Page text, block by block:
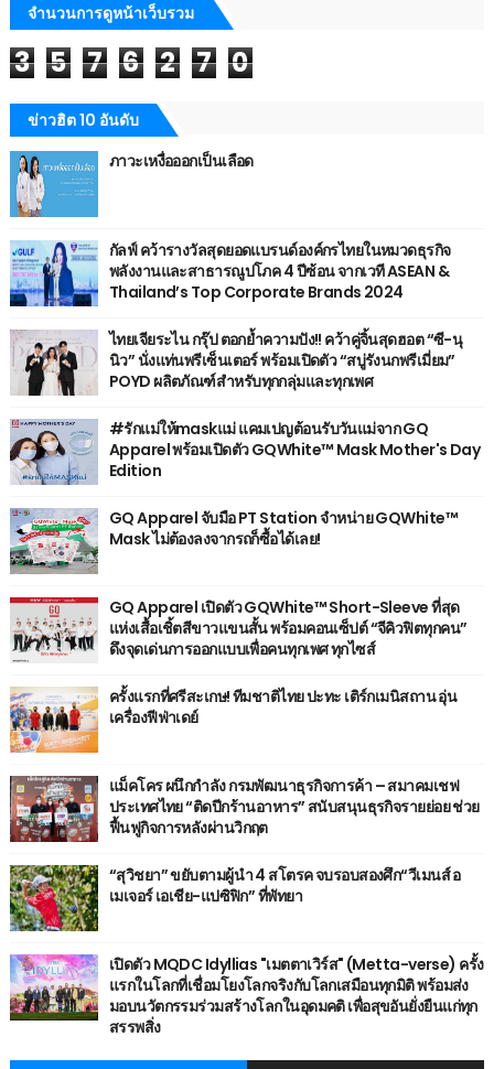
จำนวนการดูหน้าเว็บรวม
3 5 7 6 2 7 0
ข่าวฮิต 10 อันดับ
ภาวะเหงื่อออกเป็นเลือด
กัลฟ์ คว้ารางวัลสุดยอดแบรนด์องค์กรไทยในหมวดธุรกิจ
พลังงานและสาธารณูปโภค 4 ปีซ้อน จากเวที ASEAN &
Thailand’s Top Corporate Brands 2024
ไทยเจียระไน กรุ๊ป ตอกย้ำความปัง!! คว้าคู่จิ้นสุดฮอต “ซี-นุ
นิว” นั่งแท่นพรีเซ็นเตอร์ พร้อมเปิดตัว “สบู่รังนกพรีเมี่ยม”
POYD ผลิตภัณฑ์สำหรับทุกกลุ่มและทุกเพศ
#รักแม่ให้maskแม่ แคมเปญต้อนรับวันแม่จาก GQ
Apparel พร้อมเปิดตัว GQWhite™ Mask Mother's Day
Edition
GQ Apparel จับมือ PT Station จำหน่าย GQWhite™
Mask ไม่ต้องลงจากรถก็ซื้อได้เลย!
GQ Apparel เปิดตัว GQWhite™ Short-Sleeve ที่สุด
แห่งเสื้อเชิ้ตสีขาวแขนสั้น พร้อมคอนเซ็ปต์ “จีคิวฟิตทุกคน”
ดึงจุดเด่นการออกแบบเพื่อคนทุกเพศ ทุกไซส์
ครั้งแรกที่ศรีสะเกษ! ทีมชาติไทย ปะทะ เติร์กเมนิสถาน อุ่น
เครื่องฟีฟ่าเดย์
แม็คโคร ผนึกกำลัง กรมพัฒนาธุรกิจการค้า – สมาคมเชฟ
ประเทศไทย “ติดปีกร้านอาหาร” สนับสนุนธุรกิจรายย่อย ช่วย
ฟื้นฟูกิจการหลังผ่านวิกฤต
“สุวิชยา” ขยับตามผู้นำ 4 สโตรค จบรอบสองศึก“วีเมนส์ อ
เมเจอร์ เอเชีย-แปซิฟิก” ที่พัทยา
เปิดตัว MQDC Idyllias "เมตตาเวิร์ส" (Metta-verse) ครั้ง
แรกในโลกที่เชื่อมโยงโลกจริงกับโลกเสมือนทุกมิติ พร้อมส่ง
มอบนวัตกรรมร่วมสร้างโลกในอุดมคติ เพื่อสุขอันยั่งยืนแก่ทุก
สรรพสิ่ง